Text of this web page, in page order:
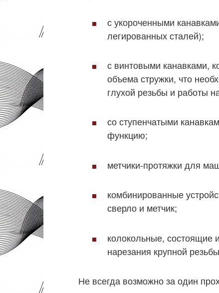
с укороченными
легированных сталей);
с винтовыми канавками,
объема стружки, что
глухой резьбы и работы
со ступенчатыми
функцию;
метчики-протяжки для
комбинированные
сверло и метчик;
колокольные, состоящие
нарезания крупной
Не всегда возможно за один